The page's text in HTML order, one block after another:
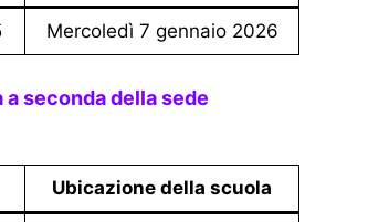
Mercoledì 7 gennaio 2026
Ubicazione della scuola